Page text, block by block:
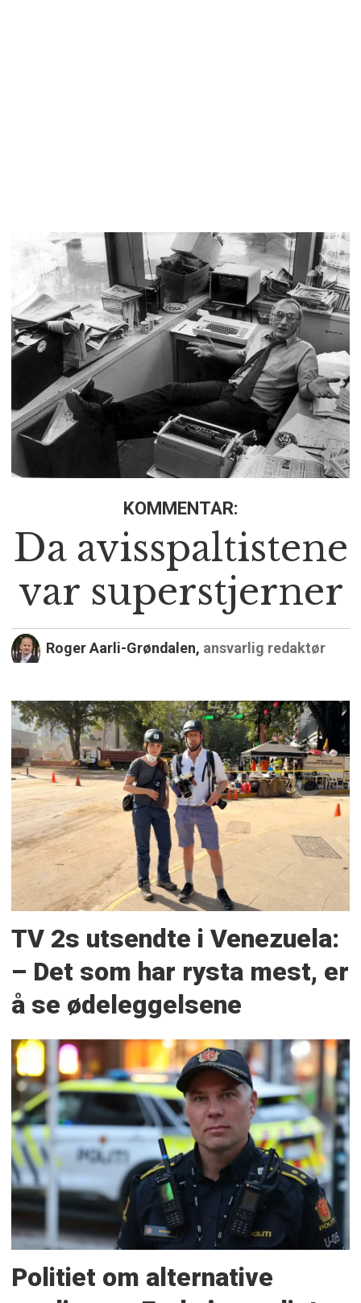
KOMMENTAR:
Da avisspaltistene
var superstjerner
Roger Aarli-Grøndalen, ansvarlig redaktør
TV 2s utsendte i Venezuela:
– Det som har rysta mest, er
å se ødeleggelsene
Politiet om alternative